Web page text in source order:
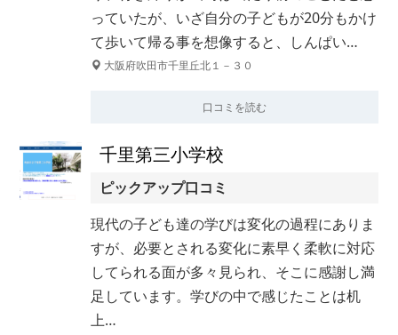
っていたが、いざ自分の子どもが20分もかけ
て歩いて帰る事を想像すると、しんぱい…
大阪府吹田市千里丘北１－３０
口コミを読む
千里第三小学校
ピックアップ口コミ
現代の子ども達の学びは変化の過程にありま
すが、必要とされる変化に素早く柔軟に対応
してられる面が多々見られ、そこに感謝し満
足しています。学びの中で感じたことは机
上…